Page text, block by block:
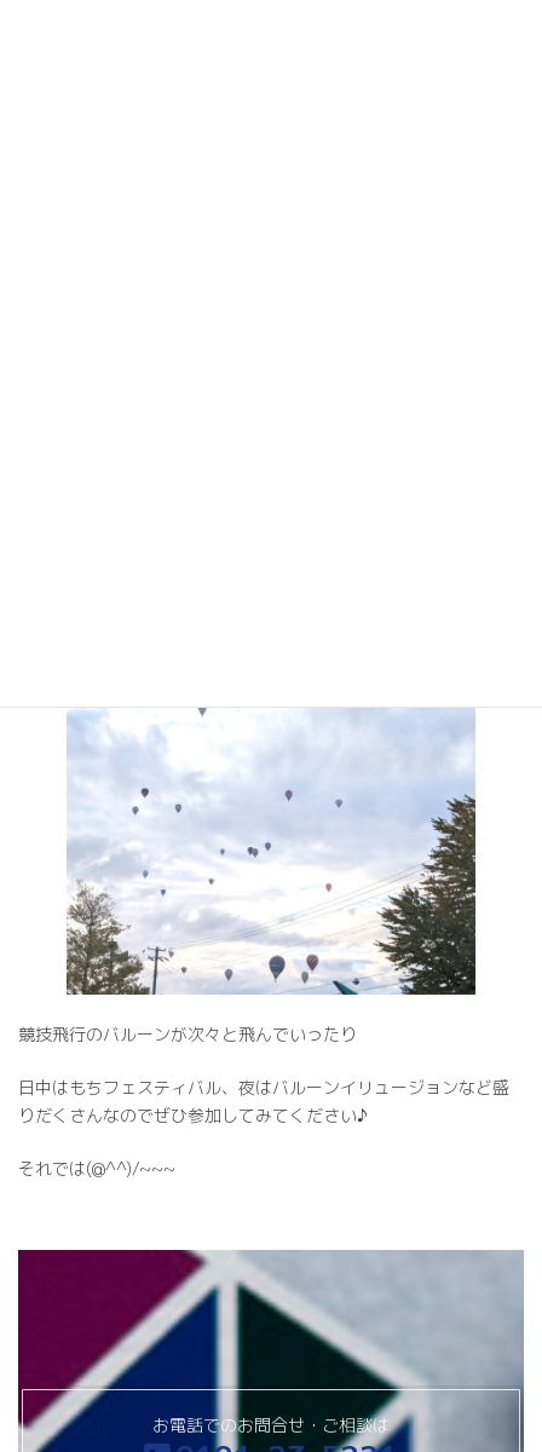
競技飛行のバルーンが次々と飛んでいったり
日中はもちフェスティバル、夜はバルーンイリュージョンなど盛
りだくさんなのでぜひ参加してみてください♪
それでは(@^^)/~~~
お電話でのお問合せ・ご相談は